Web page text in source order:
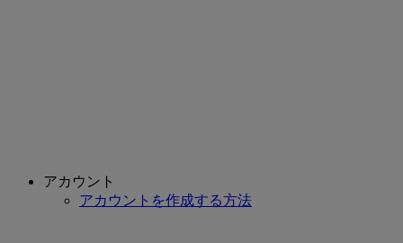
アカウント
アカウントを作成する方法